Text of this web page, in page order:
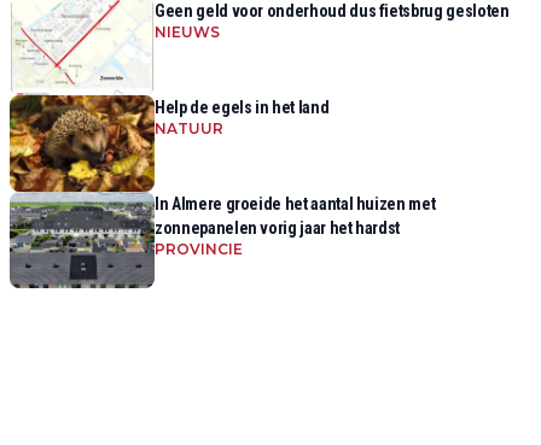
Geen geld voor onderhoud dus fietsbrug gesloten
NIEUWS
Help de egels in het land
NATUUR
In Almere groeide het aantal huizen met
zonnepanelen vorig jaar het hardst
PROVINCIE